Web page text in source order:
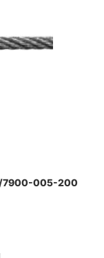
7900-005-200